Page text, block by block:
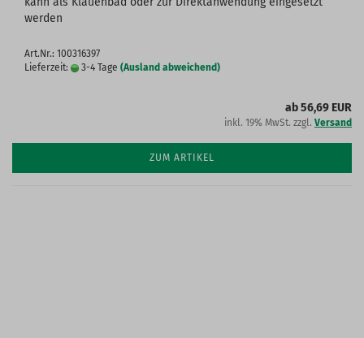
werden
Art.Nr.: 100316397
Lieferzeit:
3-4 Tage (Ausland abweichend)
ab 56,69 EUR
inkl. 19% MwSt. zzgl. Versand
ZUM ARTIKEL